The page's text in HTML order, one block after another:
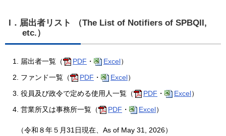
I．届出者リスト （The List of Notifiers of SPBQII,
etc.）
届出者一覧（ PDF ・ Excel）
ファンド一覧（
PDF ・ Excel）
役員及び政令で定める使用人一覧（
PDF ・ Excel）
営業所又は事務所一覧（
PDF ・ Excel）
（令和８年５月31日現在、As of May 31, 2026）